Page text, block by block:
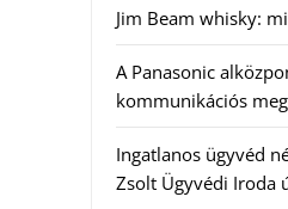
Jim Beam whisky:
A Panasonic
kommunikációs
Ingatlanos ügyvéd
Zsolt Ügyvédi Iroda